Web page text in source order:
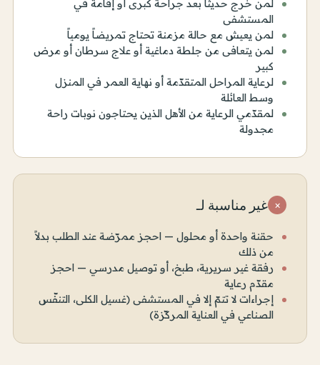
لمن خرج حديثاً بعد جراحة كبرى أو إقامة في
المستشفى
لمن يعيش مع حالة مزمنة تحتاج تمريضاً يومياً
لمن يتعافى من جلطة دماغية أو علاج سرطان أو مرض
كبير
لرعاية المراحل المتقدّمة أو نهاية العمر في المنزل
وسط العائلة
لمقدّمي الرعاية من الأهل الذين يحتاجون نوبات راحة
مجدولة
× غير مناسبة لـ
حقنة واحدة أو محلول — احجز ممرّضة عند الطلب بدلاً
من ذلك
رفقة غير سريرية، طبخ، أو توصيل مدرسي — احجز
مقدّم رعاية
إجراءات لا تتمّ إلا في المستشفى (غسيل الكلى، التنفّس
الصناعي في العناية المركّزة)